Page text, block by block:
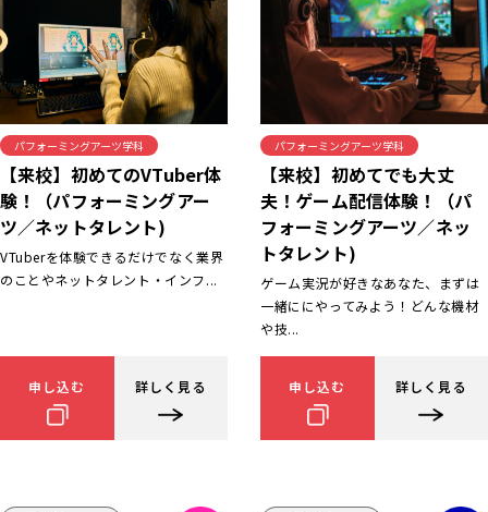
パフォーミングアーツ学科
【来校】初めてのVTuber体
験！（パフォーミングアー
ツ／ネットタレント)
VTuberを体験できるだけでなく業界
のことやネットタレント・インフ...
申し込む 詳しく見る
パフォーミングアーツ学科
【来校】初めてでも大丈
夫！ゲーム配信体験！（パ
フォーミングアーツ／ネッ
トタレント)
ゲーム実況が好きなあなた、まずは
一緒ににやってみよう！どんな機材
や技...
申し込む 詳しく見る